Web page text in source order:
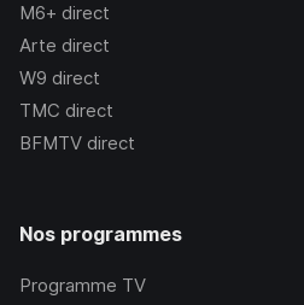
M6+ direct
Arte direct
W9 direct
TMC direct
BFMTV direct
Nos programmes
Programme TV